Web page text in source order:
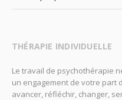
THÉRAPIE INDIVIDUELLE
Le travail de psychothérapie
un engagement de votre part
avancer, réfléchir, changer,